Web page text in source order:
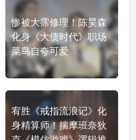
惨被大霈修理！陈昊森
化身《大债时代》职场
菜鸟自夸可爱
宥胜《戒指流浪记》化
身精算师！揣摩班奈狄